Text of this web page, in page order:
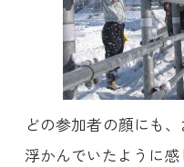
どの参加者の顔にも
浮かんでいたように感